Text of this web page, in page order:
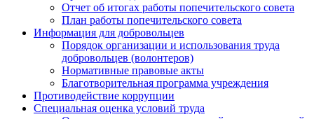
Отчет об итогах работы попечительского совета
План работы попечительского совета
Информация для добровольцев
Порядок организации и использования труда
добровольцев (волонтеров)
Нормативные правовые акты
Благотворительная программа учреждения
Противодействие коррупции
Специальная оценка условий труда